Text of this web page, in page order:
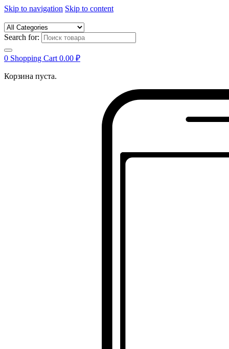
Skip to navigation Skip to content
Search for:
0 Shopping Cart 0.00 ₽
Корзина пуста.